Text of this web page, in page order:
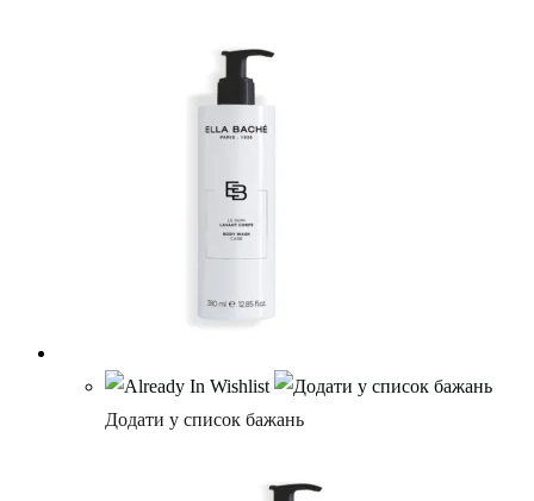
Додати у список бажань